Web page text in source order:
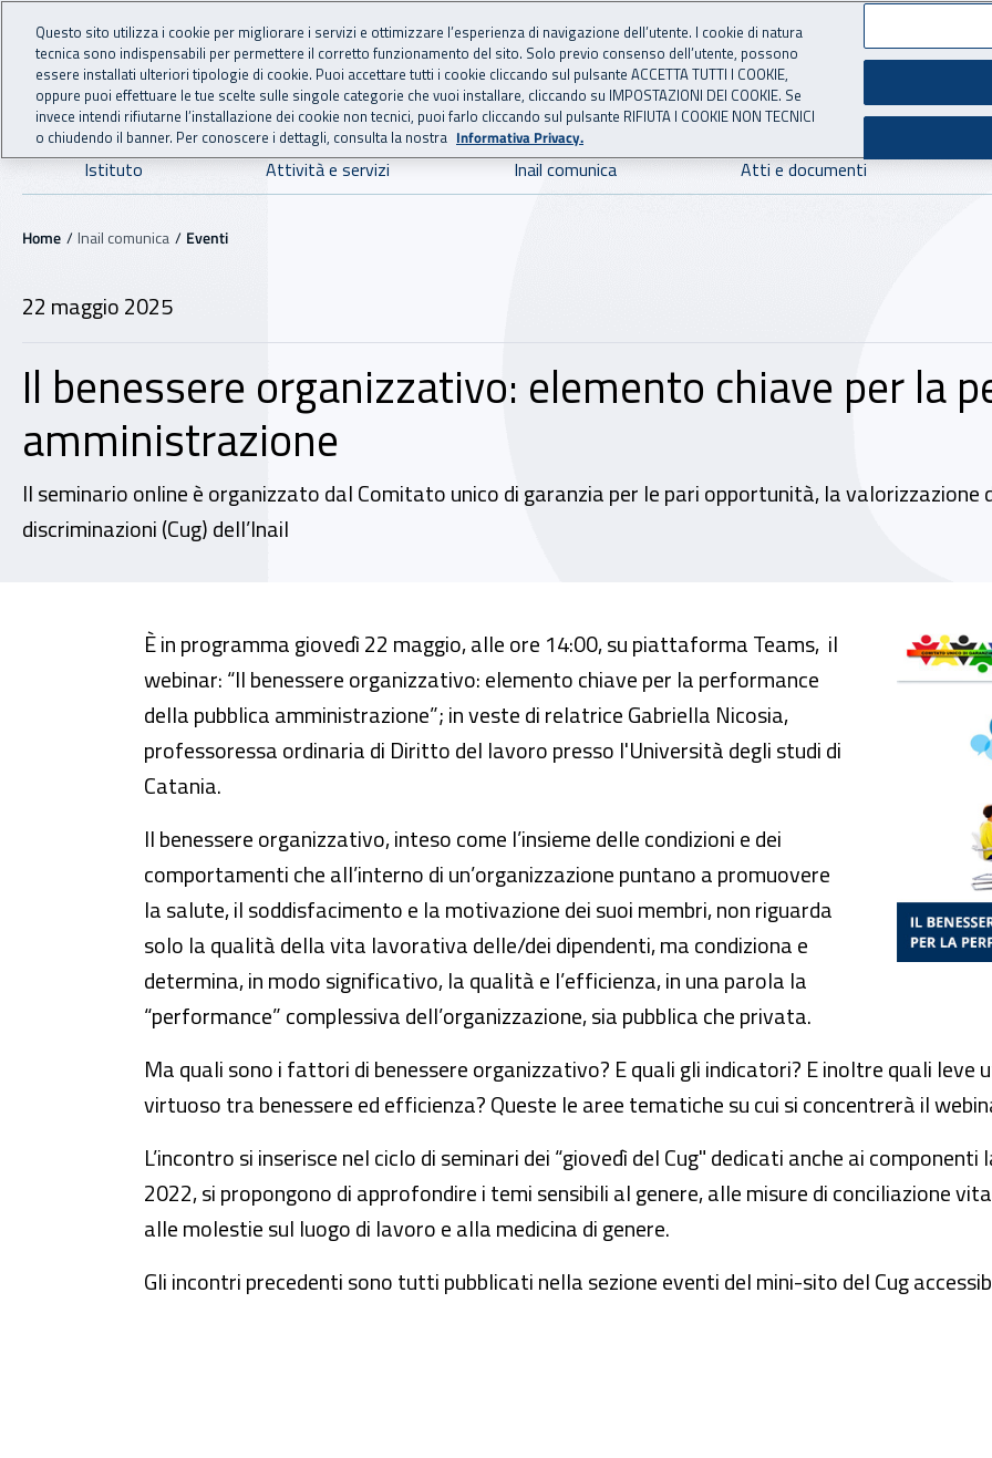
Vai al menu principale
Vai al contenuto principale
INAIL - Istituto Nazionale per l'Assicurazione
Navigazione principale
Istituto Attività e servizi Inail comunica Atti e documenti
Navigazione - Ti trovi in:
Home Inail comunica Eventi
22 maggio 2025
Il benessere organizzativo: elemento chiave per la
amministrazione
Il seminario online è organizzato dal Comitato unico di garanzia per le pari opportunità, la valorizzazione
discriminazioni (Cug) dell’Inail
Il benessere organizzativo: elemento chiave per la performance della
È in programma giovedì 22 maggio, alle ore 14:00, su piattaforma Teams, il
webinar: “Il benessere organizzativo: elemento chiave per la performance
della pubblica amministrazione”; in veste di relatrice Gabriella Nicosia,
professoressa ordinaria di Diritto del lavoro presso l'Università degli studi di
Catania.
Il benessere organizzativo, inteso come l’insieme delle condizioni e dei
comportamenti che all’interno di un’organizzazione puntano a promuovere
la salute, il soddisfacimento e la motivazione dei suoi membri, non riguarda
solo la qualità della vita lavorativa delle/dei dipendenti, ma condiziona e
determina, in modo significativo, la qualità e l’efficienza, in una parola la
“performance” complessiva dell’organizzazione, sia pubblica che privata.
Ma quali sono i fattori di benessere organizzativo? E quali gli indicatori? E inoltre quali
virtuoso tra benessere ed efficienza? Queste le aree tematiche su cui si concentrerà il
L’incontro si inserisce nel ciclo di seminari dei “giovedì del Cug" dedicati anche ai
2022, si propongono di approfondire i temi sensibili al genere, alle misure di conciliazione
alle molestie sul luogo di lavoro e alla medicina di genere.
Gli incontri precedenti sono tutti pubblicati nella sezione eventi del mini-sito del Cug
Questo sito utilizza i cookie per migliorare i servizi e ottimizzare l’esperienza di navigazione dell’utente. I cookie di natura
tecnica sono indispensabili per permettere il corretto funzionamento del sito. Solo previo consenso dell’utente, possono
essere installati ulteriori tipologie di cookie. Puoi accettare tutti i cookie cliccando sul pulsante ACCETTA TUTTI I COOKIE,
oppure puoi effettuare le tue scelte sulle singole categorie che vuoi installare, cliccando su IMPOSTAZIONI DEI COOKIE. Se
invece intendi rifiutarne l’installazione dei cookie non tecnici, puoi farlo cliccando sul pulsante RIFIUTA I COOKIE NON TECNICI
o chiudendo il banner. Per conoscere i dettagli, consulta la nostra Informativa Privacy.